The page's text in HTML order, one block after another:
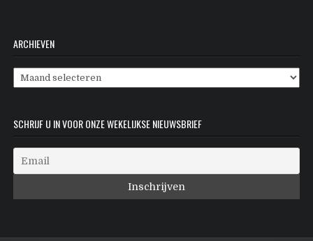
ARCHIEVEN
Archieven
SCHRIJF U IN VOOR ONZE WEKELIJKSE NIEUWSBRIEF